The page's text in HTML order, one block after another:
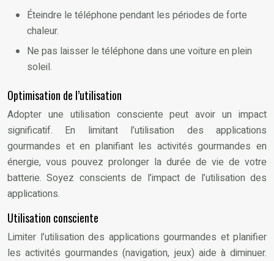
Éteindre le téléphone pendant les périodes de forte
chaleur.
Ne pas laisser le téléphone dans une voiture en plein
soleil.
Optimisation de l’utilisation
Adopter une utilisation consciente peut avoir un impact
significatif. En limitant l’utilisation des applications
gourmandes et en planifiant les activités gourmandes en
énergie, vous pouvez prolonger la durée de vie de votre
batterie. Soyez conscients de l’impact de l’utilisation des
applications.
Utilisation consciente
Limiter l’utilisation des applications gourmandes et planifier
les activités gourmandes (navigation, jeux) aide à diminuer.